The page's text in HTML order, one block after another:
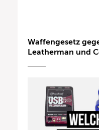
Waffengesetz
Leatherman und